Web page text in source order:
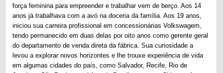
força feminina para empreender e trabalhar vem de berço. Aos 14
anos já trabalhava com a avó na doceria da família. Aos 19 anos,
iniciou sua carreira profissional em concessionárias Volkswagem,
tendo permanecido em duas delas por oito anos como gerente geral
do departamento de venda direta da fábrica. Sua curiosidade a
levou a explorar novos horizontes e lhe trouxe experiência de vida
em algumas cidades do país, como Salvador, Recife, Rio de